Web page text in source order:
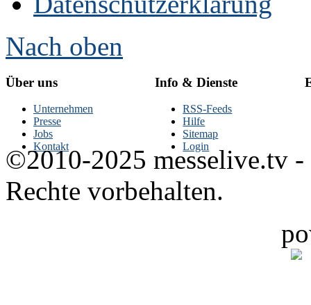
Nach oben
Über uns
Unternehmen
Presse
Jobs
Kontakt
Info & Dienste
RSS-Feeds
Hilfe
Sitemap
Login
©2010-2025 messelive.tv -
Rechte vorbehalten.